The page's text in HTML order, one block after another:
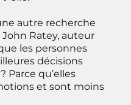
autre recherche
Ratey, auteur
les personnes
décisions
Parce qu’elles
et sont moins